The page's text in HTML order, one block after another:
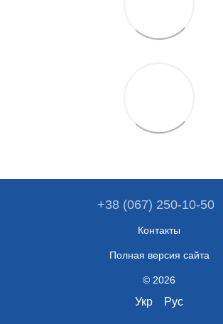
+38 (067) 250-10-50
Контакты
Полная версия сайта
© 2026
Укр Рус